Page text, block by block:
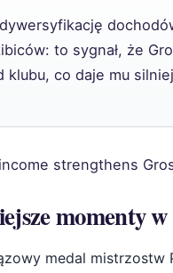
to sygnał, że
klubu, co daje mu
strengthens
momenty
medal mistrzostw